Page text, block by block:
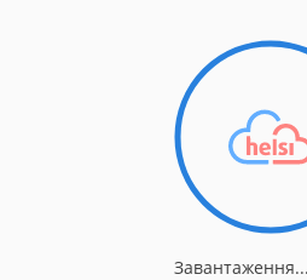
Завантаження...